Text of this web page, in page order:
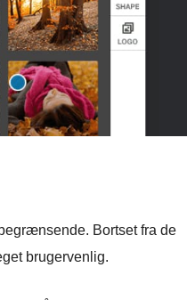
Bortset fra de
brugervenlig.